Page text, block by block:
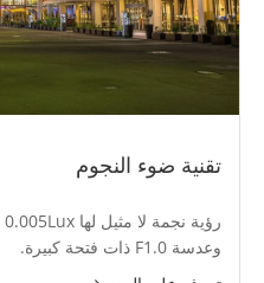
تقنية ضوء النجوم
وعدسة F1.0 ذات فتحة كبيرة.